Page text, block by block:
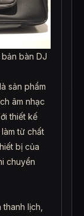
bàn DJ
sản phẩm
âm nhạc
thiết kế
từ chất
bị của
chuyển
lịch,